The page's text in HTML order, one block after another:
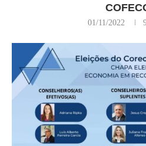
01/11/2022